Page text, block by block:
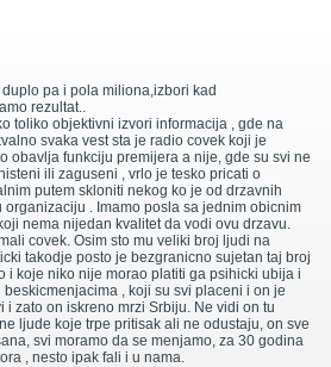
pa i pola miliona,izbori kad
rezultat..
toliko objektivni izvori informacija , gde na
svaka vest sta je radio covek koji je
obavlja funkciju premijera a nije, gde su svi ne
ili zaguseni , vrlo je tesko pricati o
putem skloniti nekog ko je od drzavnih
. Imamo posla sa jednim obicnim
nema nijedan kvalitet da vodi ovu drzavu.
covek. Osim sto mu veliki broj ljudi na
takodje posto je bezgranicno sujetan taj broj
i koje niko nije morao platiti ga psihicki ubija i
, koji su svi placeni i on je
i zato on iskreno mrzi Srbiju. Ne vidi on tu
ljude koje trpe pritisak ali ne odustaju, on sve
svi moramo da se menjamo, za 30 godina
, nesto ipak fali i u nama.